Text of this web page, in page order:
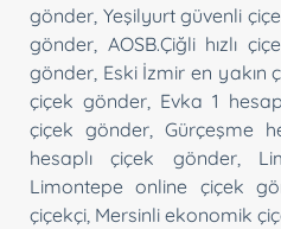
gönder Yeşilyurt güvenli
gönder AOSB.Çiğli hızlı
gönder Eski İzmir en yakın
çiçek gönder Evka 1
çiçek gönder
Gürçeşme
hesaplı çiçek gönder,
Limontepe online çiçek
çiçekçi Mersinli ekonomik